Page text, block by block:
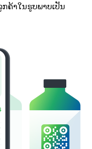
ຄ້າໃນຮູບພາບເປັນ